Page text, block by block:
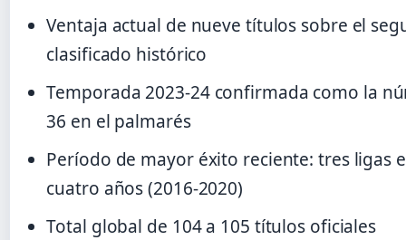
Ventaja actual de nueve títulos sobre el
clasificado histórico
Temporada 2023-24 confirmada como la
36 en el palmarés
Período de mayor éxito reciente: tres ligas
cuatro años (2016-2020)
Total global de 104 a 105 títulos oficiales